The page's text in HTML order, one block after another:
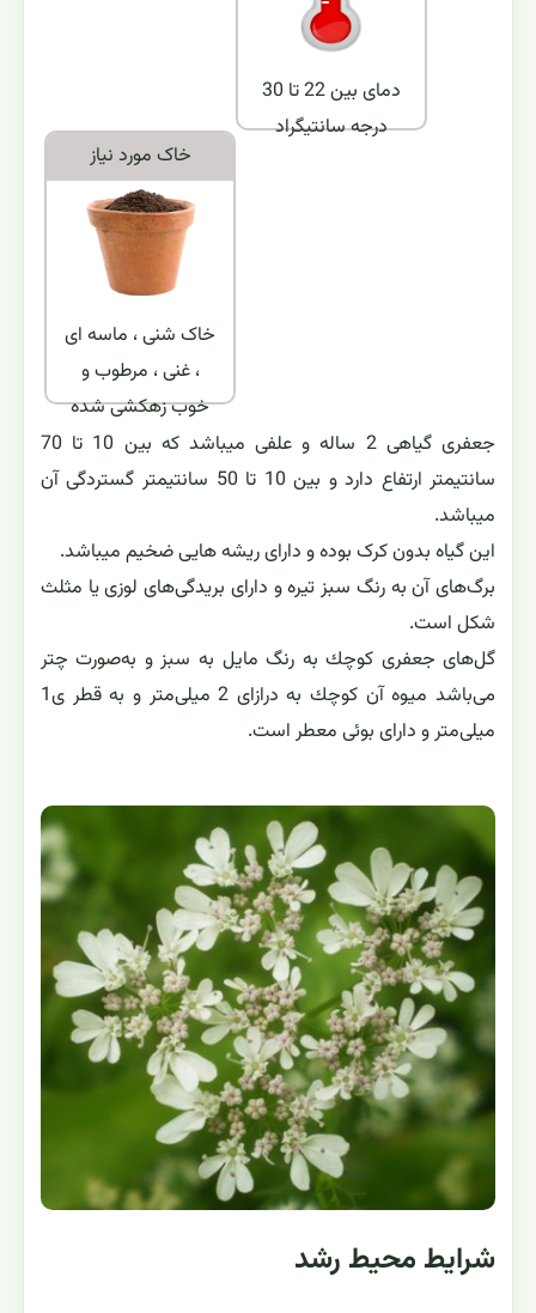
دمای بین 22 تا 30
درجه سانتیگراد
خاک مورد نياز
خاک شنی ، ماسه ای
، غنی ، مرطوب و
خوب زهکشی شده
جعفری گیاهی 2 ساله و علفی میباشد که بین 10 تا 70
سانتیمتر ارتفاع دارد و بین 10 تا 50 سانتیمتر گستردگی آن
میباشد.
این گیاه بدون کرک بوده و دارای ریشه هایی ضخیم میباشد.
برگ‌های آن به رنگ سبز تیره و دارای بریدگی‌های لوزی یا مثلث
شكل است‌.
گل‌های جعفری كوچك به رنگ مایل به سبز و به‌صورت چتر
می‌باشد میوه آن كوچك به درازای 2 میلی‌متر و به قطر ی1
میلی‌متر و دارای بوئی معطر است.
شرایط محیط رشد